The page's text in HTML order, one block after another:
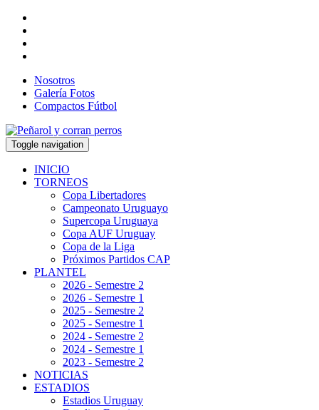
Nosotros
Galería Fotos
Compactos Fútbol
Toggle navigation
INICIO
TORNEOS
Copa Libertadores
Campeonato Uruguayo
Supercopa Uruguaya
Copa AUF Uruguay
Copa de la Liga
Próximos Partidos CAP
PLANTEL
2026 - Semestre 2
2026 - Semestre 1
2025 - Semestre 2
2025 - Semestre 1
2024 - Semestre 2
2024 - Semestre 1
2023 - Semestre 2
NOTICIAS
ESTADIOS
Estadios Uruguay